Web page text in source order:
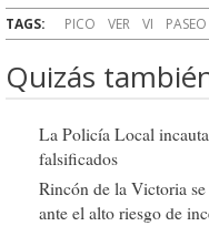
TAGS: PICO VER VI PASEO
Quizás
La Policía Local
falsificados
Rincón de la Victoria
ante el alto riesgo de